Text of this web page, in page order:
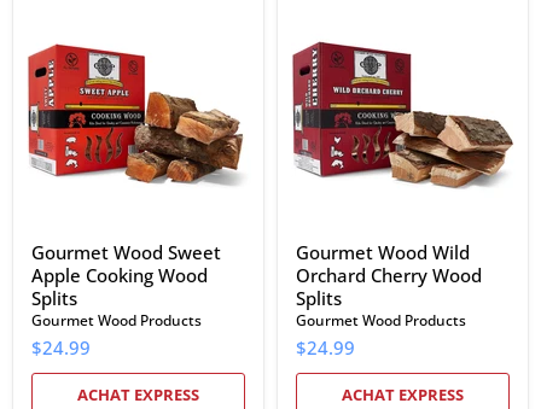
Sweet
Apple
Cooking
Wood
Splits
Gourmet Wood Sweet
Apple Cooking Wood
Splits
Gourmet Wood Products
$24.99
ACHAT EXPRESS
Wild
Orchard
Cherry
Wood
Splits
Gourmet Wood Wild
Orchard Cherry Wood
Splits
Gourmet Wood Products
$24.99
ACHAT EXPRESS